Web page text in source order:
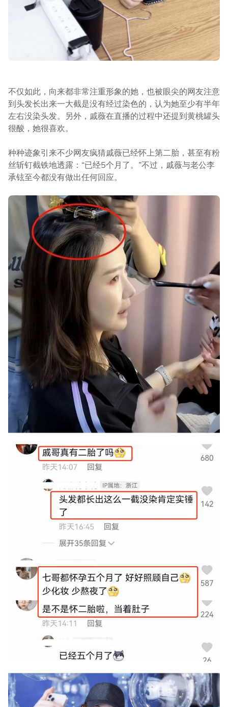
不仅如此，向来都非常注重形象的她，也被眼尖的网友注意
到头发长出来一大截是没有经过染色的，认为她至少有半年
左右没染头发。另外，戚薇在直播的过程中还提到黄桃罐头
很酸，她很喜欢。
种种迹象引来不少网友疯猜戚薇已经怀上第二胎，甚至有粉
丝斩钉截铁地透露：“已经5个月了。”不过，戚薇与老公李
承铉至今都没有做出任何回应。